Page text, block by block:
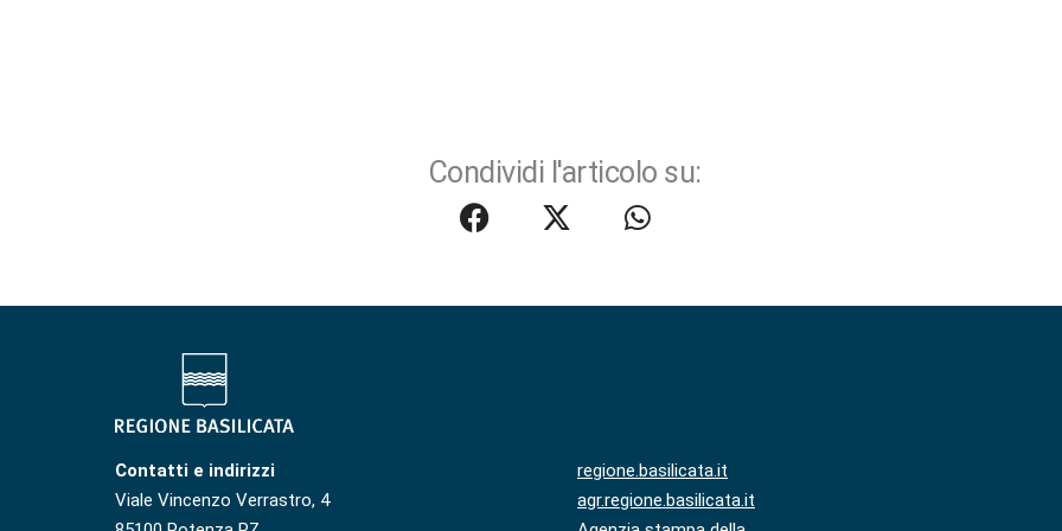
Condividi l'articolo su:
Contatti e indirizzi
Viale Vincenzo Verrastro, 4
regione.basilicata.it
agr.regione.basilicata.it